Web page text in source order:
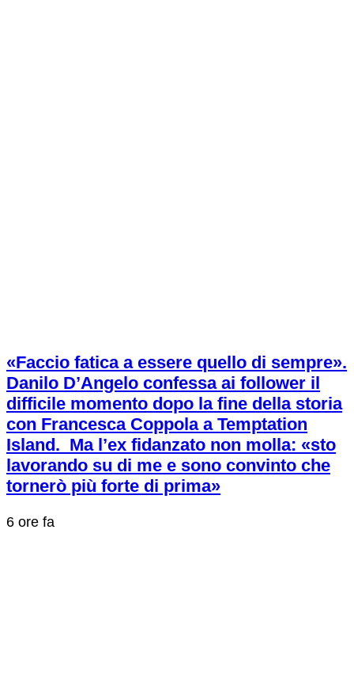
«Faccio fatica a essere quello di sempre».
Danilo D’Angelo confessa ai follower il
difficile momento dopo la fine della storia
con Francesca Coppola a Temptation
Island. Ma l’ex fidanzato non molla: «sto
lavorando su di me e sono convinto che
tornerò più forte di prima»
6 ore fa